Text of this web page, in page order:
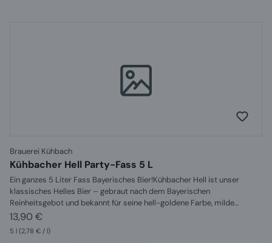
Brauerei Kühbach
Kühbacher Hell Party-Fass 5 L
Ein ganzes 5 Liter Fass Bayerisches Bier!Kühbacher Hell ist unser
klassisches Helles Bier – gebraut nach dem Bayerischen
Reinheitsgebot und bekannt für seine hell-goldene Farbe, milde
Hopfennote und einen besonders süffigen Charakter. Es ist sowohl
im 0,33l, als auch in 0,5l und in einem 5L Partyfass erhältlich. Was ist
Helles Bier? Typischerweise hat Helles Bier einen Alkoholgehalt
13,90 €
5 l (2,78 € / l)